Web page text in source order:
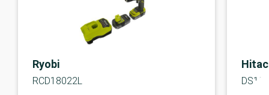
Ryobi
RCD18022L